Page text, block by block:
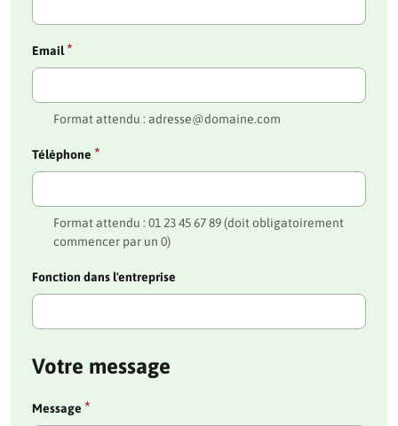
Email*
Format attendu : adresse@domaine.com
Téléphone *
Format attendu : 01 23 45 67 89 (doit obligatoirement
commencer par un 0)
Fonction dans l'entreprise
Votre message
Message *